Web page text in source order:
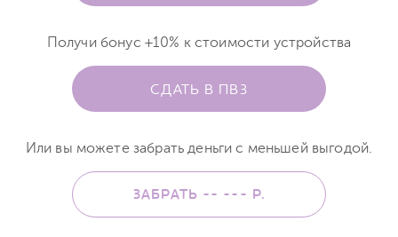
Получи бонус +10% к стоимости устройства
СДАТЬ В ПВЗ
Или вы можете забрать деньги с меньшей выгодой.
ЗАБРАТЬ -- --- Р.